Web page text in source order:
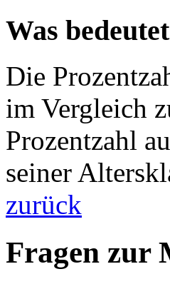
Was
Die
im Vergleich
Prozentzahl
seiner
zurück
Fragen zur